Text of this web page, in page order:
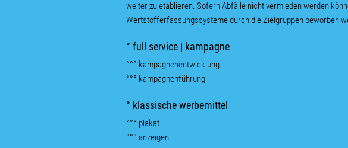
weiter zu etablieren. Sofern Abfälle nicht vermieden werden
Wertstofferfassungssysteme durch die Zielgruppen beworben
° full service | kampagne
°°° kampagnenentwicklung
°°° kampagnenführung
° klassische werbemittel
°°° plakat
°°° anzeigen